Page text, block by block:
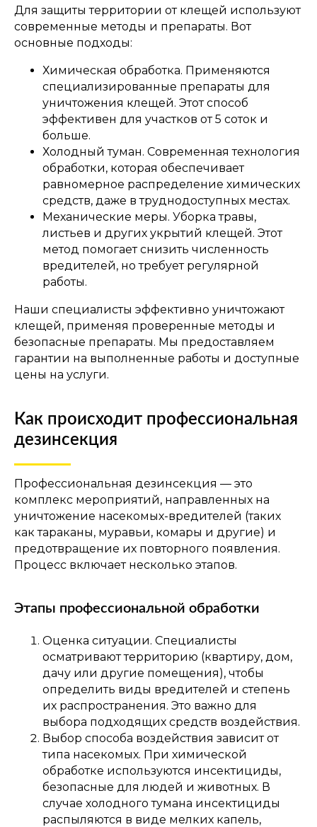
Для защиты территории от клещей используют
современные методы и препараты. Вот
основные подходы:
Химическая обработка. Применяются
специализированные препараты для
уничтожения клещей. Этот способ
эффективен для участков от 5 соток и
больше.
Холодный туман. Современная технология
обработки, которая обеспечивает
равномерное распределение химических
средств, даже в труднодоступных местах.
Механические меры. Уборка травы,
листьев и других укрытий клещей. Этот
метод помогает снизить численность
вредителей, но требует регулярной
работы.
Наши специалисты эффективно уничтожают
клещей, применяя проверенные методы и
безопасные препараты. Мы предоставляем
гарантии на выполненные работы и доступные
цены на услуги.
Как происходит профессиональная
дезинсекция
Профессиональная дезинсекция — это
комплекс мероприятий, направленных на
уничтожение насекомых-вредителей (таких
как тараканы, муравьи, комары и другие) и
предотвращение их повторного появления.
Процесс включает несколько этапов.
Этапы профессиональной обработки
Оценка ситуации. Специалисты
осматривают территорию (квартиру, дом,
дачу или другие помещения), чтобы
определить виды вредителей и степень
их распространения. Это важно для
выбора подходящих средств воздействия.
Выбор способа воздействия зависит от
типа насекомых. При химической
обработке используются инсектициды,
безопасные для людей и животных. В
случае холодного тумана инсектициды
распыляются в виде мелких капель,